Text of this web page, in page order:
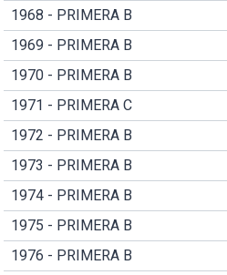
1968 - PRIMERA B
1969 - PRIMERA B
1970 - PRIMERA B
1971 - PRIMERA C
1972 - PRIMERA B
1973 - PRIMERA B
1974 - PRIMERA B
1975 - PRIMERA B
1976 - PRIMERA B